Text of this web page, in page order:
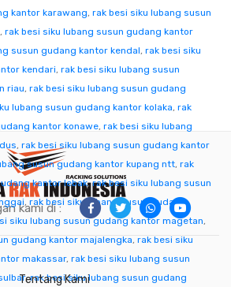
kantor karawang, rak besi siku lubang susun
, rak besi siku lubang susun gudang kantor
susun gudang kantor kendal, rak besi siku
kendari, rak besi siku lubang susun
riau, rak besi siku lubang susun gudang
lubang susun gudang kantor kolaka, rak
kantor konawe, rak besi siku lubang
, rak besi siku lubang susun gudang kantor
susun gudang kantor kupang ntt, rak
kantor lebak,rak besi siku lubang susun
, rak besi siku lubang susun gudang
siku lubang susun gudang kantor magetan,
gudang kantor majalengka, rak besi siku
makassar, rak besi siku lubang susun
,rak besi siku lubang susun gudang
kami di :
Tentang Kami